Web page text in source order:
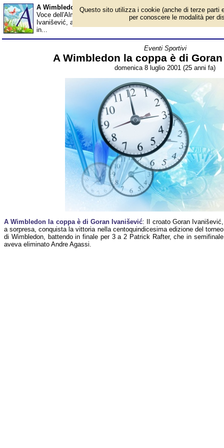
A Wimbledon la coppa è di Goran Ivanišević - Almanacco
Voce dell'Almanacco del 8 luglio, per la rubrica 'Eventi
Ivanišević, a sorpresa, conquista la vittoria nella
in...
Eventi Sportivi
A Wimbledon la coppa è di
domenica 8 luglio 2001 (25 anni fa)
A Wimbledon la coppa è di Goran Ivanišević: Il croato Goran Ivanišević,
a sorpresa, conquista la vittoria nella centoquindicesima edizione del torneo
di Wimbledon, battendo in finale per 3 a 2 Patrick Rafter, che in semifinale
aveva eliminato Andre Agassi.
Questo sito utilizza i cookie (anche di terze parti
per conoscere le modalità per